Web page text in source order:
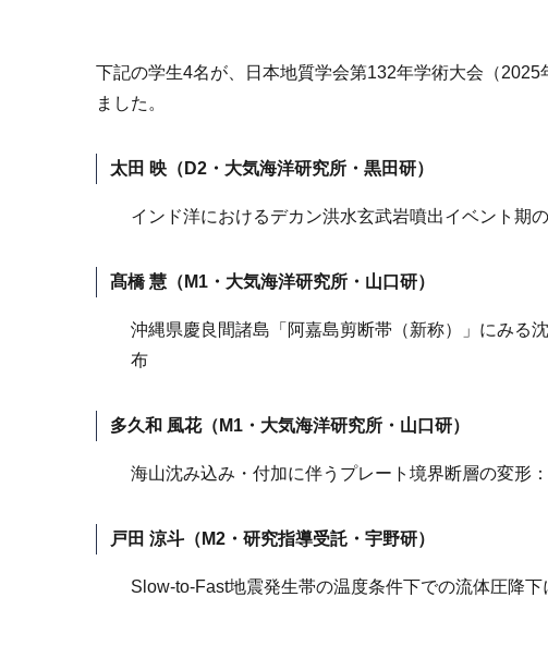
下記の学生4名が、日本地質学会第132年学術大会（
ました。
太田 映（D2・大気海洋研究所・黒田研）
インド洋におけるデカン洪水玄武岩噴出イベント期
髙橋 慧（M1・大気海洋研究所・山口研）
沖縄県慶良間諸島「阿嘉島剪断帯（新称）」にみる
布
多久和 風花（M1・大気海洋研究所・山口研）
海山沈み込み・付加に伴うプレート境界断層の変形
戸田 涼斗（M2・研究指導受託・宇野研）
Slow-to-Fast地震発生帯の温度条件下での流体圧降